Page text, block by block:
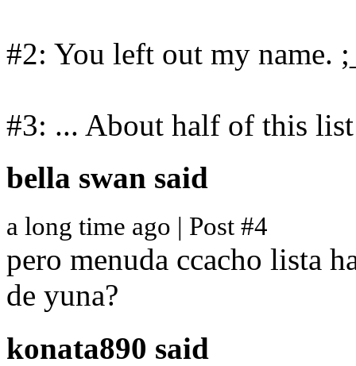
#2: You left out my name.
#3: ... About half of this
bella swan said
a long time ago | Post #4
pero menuda ccacho lista
de yuna?
konata890 said